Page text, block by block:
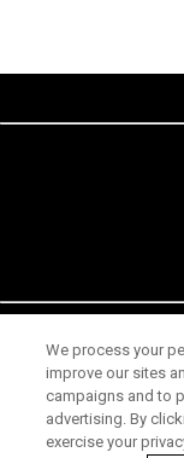
© 2026
We process your
improve our sites
campaigns and to
advertising. By
exercise your